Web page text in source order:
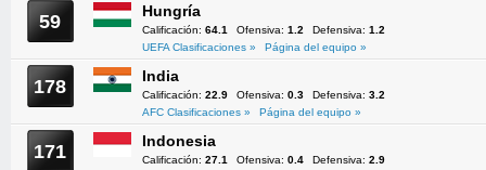
59 Hungría
Calificación: 64.1 Ofensiva: 1.2 Defensiva: 1.2
UEFA Clasificaciones »
Página del equipo »
178 India
Calificación: 22.9 Ofensiva: 0.3 Defensiva: 3.2
AFC Clasificaciones »
Página del equipo »
171 Indonesia
Calificación: 27.1 Ofensiva: 0.4 Defensiva: 2.9